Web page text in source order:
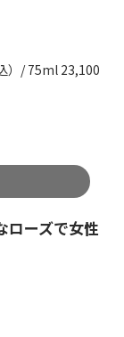
）/ 75ml 23,100
ローズで女性